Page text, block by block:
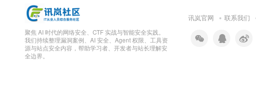
聚焦 AI 时代的网络安全、CTF 实战与智能安全实践。
我们持续整理漏洞案例、AI 安全、Agent 权限、工具资
源与站点安全内容，帮助学习者、开发者与站长理解安
全边界。
讯岚官网 联系我们